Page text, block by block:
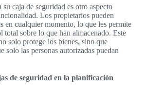
caja de seguridad es otro aspecto
Los propietarios pueden
en cualquier momento, lo que les permite
total sobre lo que han almacenado. Este
solo protege los bienes, sino que
solo las personas autorizadas puedan
de seguridad en la planificación